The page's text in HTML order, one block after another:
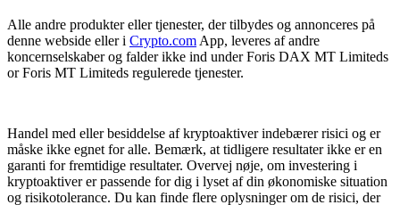
Alle andre produkter eller tjenester, der tilbydes og annonceres på
denne webside eller i Crypto.com App, leveres af andre
koncernselskaber og falder ikke ind under Foris DAX MT Limiteds
or Foris MT Limiteds regulerede tjenester.
Handel med eller besiddelse af kryptoaktiver indebærer risici og er
måske ikke egnet for alle. Bemærk, at tidligere resultater ikke er en
garanti for fremtidige resultater. Overvej nøje, om investering i
kryptoaktiver er passende for dig i lyset af din økonomiske situation
og risikotolerance. Du kan finde flere oplysninger om de risici, der